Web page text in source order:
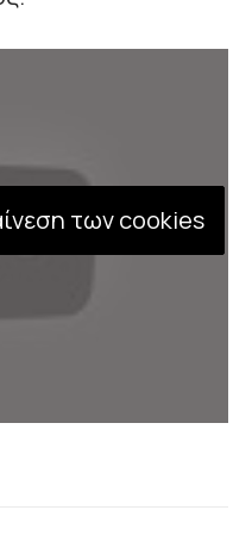
των cookies